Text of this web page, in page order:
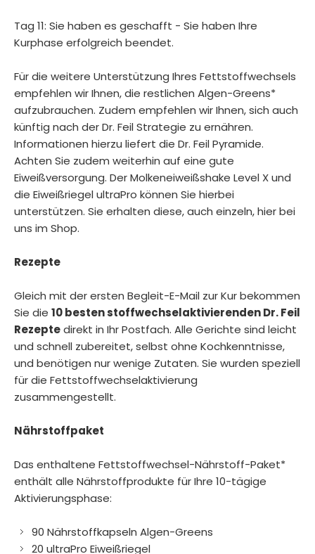
Tag 11: Sie haben es geschafft - Sie haben Ihre
Kurphase erfolgreich beendet.
Für die weitere Unterstützung Ihres Fettstoffwechsels
empfehlen wir Ihnen, die restlichen Algen-Greens*
aufzubrauchen. Zudem empfehlen wir Ihnen, sich auch
künftig nach der Dr. Feil Strategie zu ernähren.
Informationen hierzu liefert die Dr. Feil Pyramide.
Achten Sie zudem weiterhin auf eine gute
Eiweißversorgung. Der Molkeneiweißshake Level X und
die Eiweißriegel ultraPro können Sie hierbei
unterstützen. Sie erhalten diese, auch einzeln, hier bei
uns im Shop.
Rezepte
Gleich mit der ersten Begleit-E-Mail zur Kur bekommen
Sie die10 besten stoffwechselaktivierenden Dr. Feil
Rezeptedirekt in Ihr Postfach. Alle Gerichte sind leicht
und schnell zubereitet, selbst ohne Kochkenntnisse,
und benötigen nur wenige Zutaten. Sie wurden speziell
für die Fettstoffwechselaktivierung
zusammengestellt.
Nährstoffpaket
Das enthaltene Fettstoffwechsel-Nährstoff-Paket*
enthält alle Nährstoffprodukte für Ihre 10-tägige
Aktivierungsphase:
90 Nährstoffkapseln Algen-Greens
20 ultraPro Eiweißriegel